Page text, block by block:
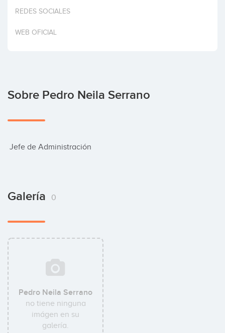
Invertir
REDES SOCIALES
WEB OFICIAL
Sobre Pedro Neila Serrano
Jefe de Administración
Galería 0
Pedro Neila Serrano
no tiene ninguna
imágen en su
galería.